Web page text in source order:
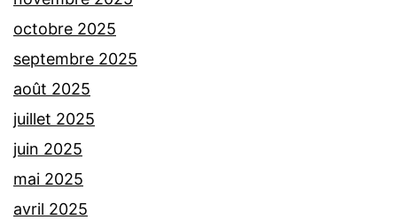
octobre 2025
septembre 2025
août 2025
juillet 2025
juin 2025
mai 2025
avril 2025